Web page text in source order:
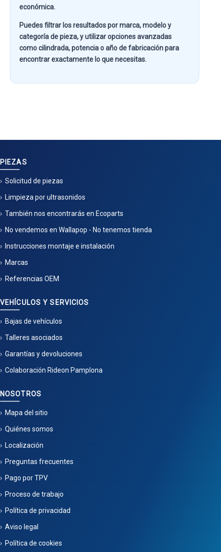
económica.
Puedes filtrar los resultados pormarca, modelo y
categoría de pieza, y utilizar opciones avanzadas
comocilindrada, potencia o año de fabricaciónpara
encontrar exactamente lo que necesitas.
PIEZAS
Solicitud de piezas
Limpieza por ultrasonidos
También nos encontrarás en Ecoparts
No vendemos en Wallapop - No tenemos tienda
Instrucciones montaje e instalación
Marcas
Referencias OEM
VEHÍCULOS Y SERVICIOS
Bajas de vehículos
Talleres asociados
Garantías y devoluciones
Colaboración Rideon Pamplona
NOSOTROS
Mapa del sitio
Quiénes somos
Localización
Preguntas frecuentes
Pago por TPV
Proceso de trabajo
Política de privacidad
Aviso legal
Política de cookies